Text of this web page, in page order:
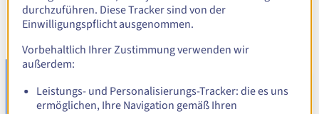
Erstellen Sie Ihren Blog oder
Ihre Unternehmenswebsite
durchzuführen. Diese Tracker sind von der
Einwilligungspflicht ausgenommen.
Vorbehaltlich Ihrer Zustimmung verwenden wir
außerdem:
Leistungs- und Personalisierungs-Tracker: die es uns
ermöglichen, Ihre Navigation gemäß Ihren